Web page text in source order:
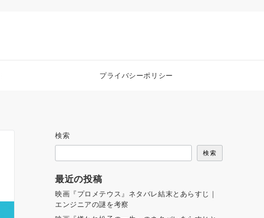
プライバシーポリシー
検索
検索
最近の投稿
映画『プロメテウス』ネタバレ結末とあらすじ｜
エンジニアの謎を考察